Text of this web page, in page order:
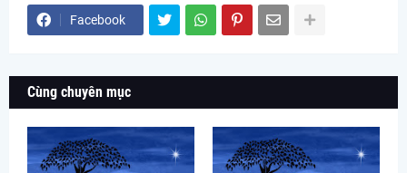
Facebook
Cùng chuyên mục